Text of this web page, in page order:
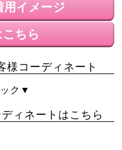
す。
用イメージ
ちら
様コーディネート
ク▼
ィネートはこちら